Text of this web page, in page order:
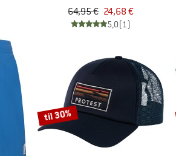
64,95 € 24,68 €
5,0(1)
til 30%